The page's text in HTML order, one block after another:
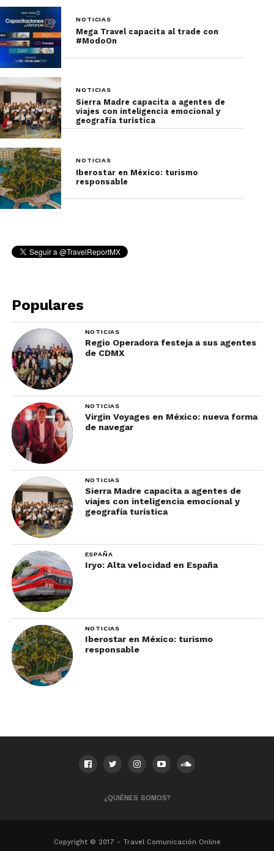
NOTICIAS
Mega Travel capacita al trade con
#ModoOn
NOTICIAS
Sierra Madre capacita a agentes de
viajes con inteligencia emocional y
geografía turística
NOTICIAS
Iberostar en México: turismo
responsable
Populares
NOTICIAS
Regio Operadora festeja a sus agentes
de CDMX
NOTICIAS
Virgin Voyages en México: nueva forma
de navegar
NOTICIAS
Sierra Madre capacita a agentes de
viajes con inteligencia emocional y
geografía turística
ESPAÑA
Iryo: Alta velocidad en España
NOTICIAS
Iberostar en México: turismo
responsable
¿QUIÉNES SOMOS?
Copyright © 2017 - Travel Comunicación Online